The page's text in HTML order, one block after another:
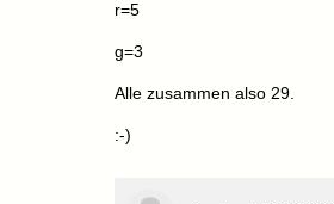
r=5
g=3
Alle zusammen also 29.
:-)